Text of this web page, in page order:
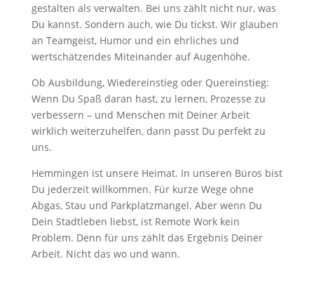
gestalten als verwalten. Bei uns zählt nicht nur, was
Du kannst. Sondern auch, wie Du tickst. Wir glauben
an Teamgeist, Humor und ein ehrliches und
wertschätzendes Miteinander auf Augenhöhe.
Ob Ausbildung, Wiedereinstieg oder Quereinstieg:
Wenn Du Spaß daran hast, zu lernen, Prozesse zu
verbessern – und Menschen mit Deiner Arbeit
wirklich weiterzuhelfen, dann passt Du perfekt zu
uns.
Hemmingen ist unsere Heimat. In unseren Büros bist
Du jederzeit willkommen. Für kurze Wege ohne
Abgas, Stau und Parkplatzmangel. Aber wenn Du
Dein Stadtleben liebst, ist Remote Work kein
Problem. Denn für uns zählt das Ergebnis Deiner
Arbeit. Nicht das wo und wann.